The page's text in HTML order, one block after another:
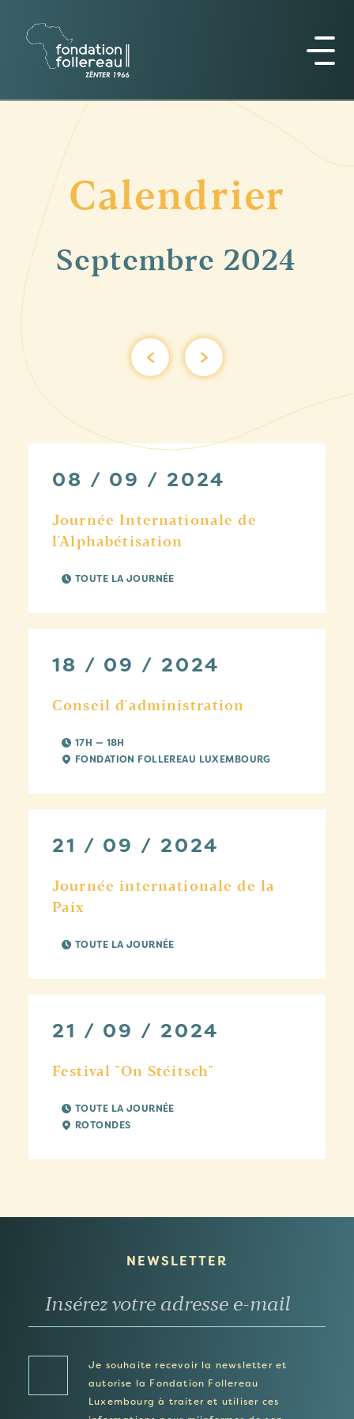
Calendrier
Septembre 2024
08 / 09 / 2024
Journée Internationale de
l'Alphabétisation
TOUTE LA JOURNÉE
18 / 09 / 2024
Conseil d'administration
17H — 18H
FONDATION FOLLEREAU LUXEMBOURG
21 / 09 / 2024
Journée internationale de la
Paix
TOUTE LA JOURNÉE
21 / 09 / 2024
Festival "On Stéitsch"
TOUTE LA JOURNÉE
ROTONDES
NEWSLETTER
Je souhaite recevoir la newsletter et
autorise la Fondation Follereau
Luxembourg à traiter et utiliser ces